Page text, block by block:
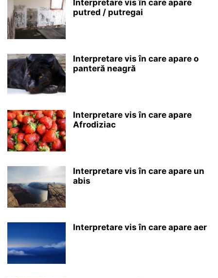
Interpretare vis în care apare
putred / putregai
Interpretare vis în care apare o
panteră neagră
Interpretare vis în care apare
Afrodiziac
Interpretare vis în care apare un
abis
Interpretare vis în care apare aer